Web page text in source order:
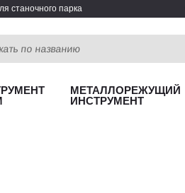
станочного парка
МЕТАЛЛОРЕЖУЩИЙ
ИНСТРУМЕНТ